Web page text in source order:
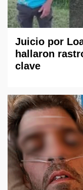
Juicio por
hallaron
clave